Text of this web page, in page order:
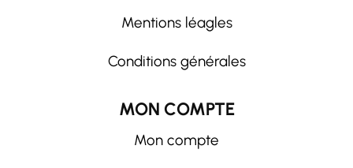
Mentions léagles
Conditions générales
MON COMPTE
Mon compte